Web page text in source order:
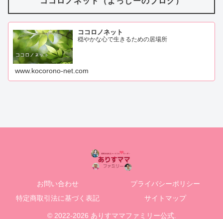
ココロノネット
穏やかな心で生きるための居場所
www.kocorono-net.com
お問い合わせ
プライバシーポリシー
特定商取引法に基づく表記
サイトマップ
© 2022-2026 ありすママファミリー公式.